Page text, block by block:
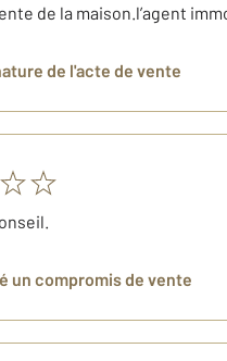
de la maison.l’agent
de l'acte de vente
un compromis de vente